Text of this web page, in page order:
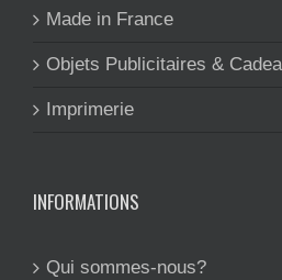
Made in France
Objets Publicitaires &
Imprimerie
INFORMATIONS
Qui sommes-nous?